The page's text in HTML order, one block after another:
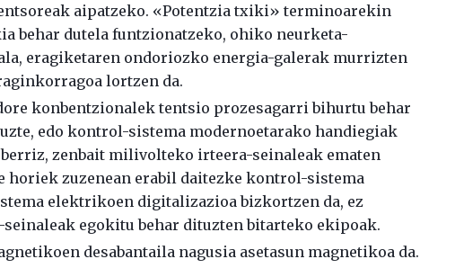
aipatzeko. «Potentzia txiki» terminoarekin
behar dutela funtzionatzeko, ohiko neurketa-
eragiketaren ondoriozko energia-galerak murrizten
lortzen da.
konbentzionalek tentsio prozesagarri bihurtu behar
edo kontrol-sistema modernoetarako handiegiak
zenbait milivolteko irteera-seinaleak ematen
horiek zuzenean erabil daitezke kontrol-sistema
elektrikoen digitalizazioa bizkortzen da, ez
egokitu behar dituzten bitarteko ekipoak.
desabantaila nagusia asetasun magnetikoa da.